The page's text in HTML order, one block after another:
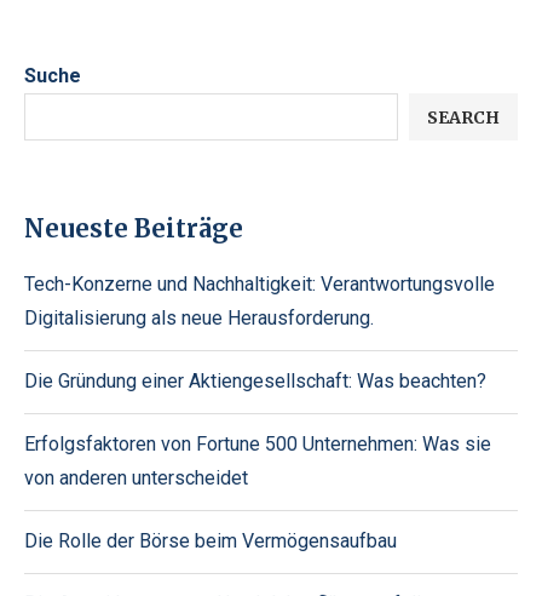
Suche
SEARCH
Neueste Beiträge
Tech-Konzerne und Nachhaltigkeit: Verantwortungsvolle
Digitalisierung als neue Herausforderung.
Die Gründung einer Aktiengesellschaft: Was beachten?
Erfolgsfaktoren von Fortune 500 Unternehmen: Was sie
von anderen unterscheidet
Die Rolle der Börse beim Vermögensaufbau